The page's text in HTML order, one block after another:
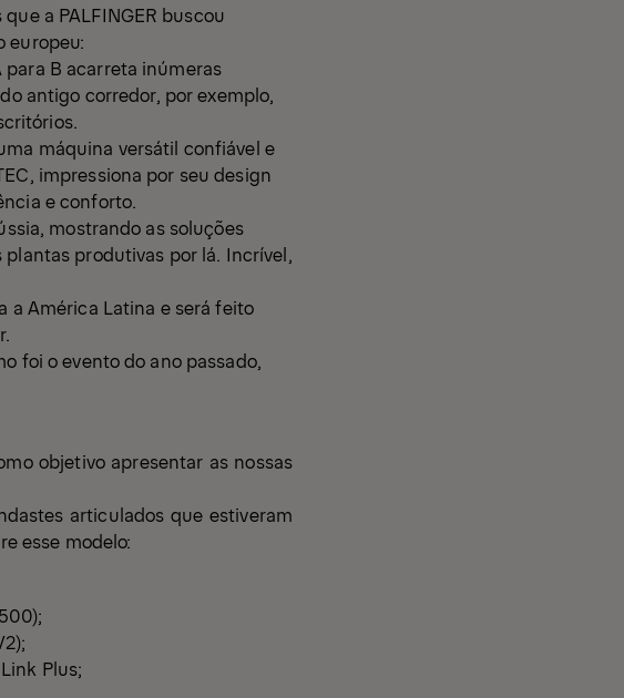
a PALFINGER buscou
europeu:
B acarreta inúmeras
antigo corredor, por exemplo,
máquina versátil confiável e
impressiona por seu design
e conforto.
mostrando as soluções
produtivas por lá. Incrível,
a América Latina e será feito
foi o evento do ano passado,
objetivo apresentar as nossas
articulados que estiveram
esse modelo:
Plus;